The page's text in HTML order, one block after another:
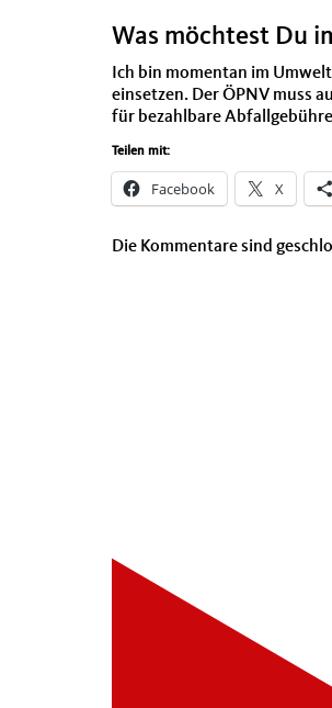
Was möchtest Du
Ich bin momentan im
einsetzen. Der ÖPNV muss
für bezahlbare
Teilen mit:
Facebook X
Die Kommentare sind